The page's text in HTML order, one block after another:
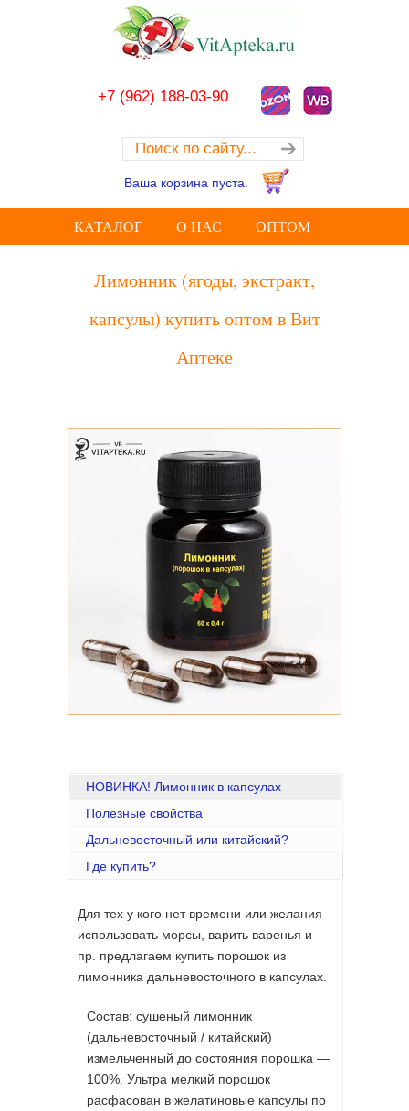
+7 (962) 188-03-90
Ваша корзина пуста.
КАТАЛОГ О НАС ОПТОМ
Лимонник (ягоды, экстракт,
капсулы) купить оптом в Вит
Аптеке
НОВИНКА! Лимонник в капсулах
Полезные свойства
Дальневосточный или китайский?
Где купить?
Для тех у кого нет времени или желания
использовать морсы, варить варенья и
пр. предлагаем купить порошок из
лимонника дальневосточного в капсулах.
Состав: сушеный лимонник
(дальневосточный / китайский)
измельченный до состояния порошка —
100%. Ультра мелкий порошок
расфасован в желатиновые капсулы по